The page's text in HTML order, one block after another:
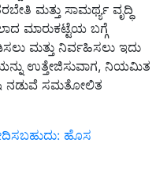
ಮತ್ತು ಸಾಮರ್ಥ್ಯ ವೃದ್ಧಿ
ಮಾರುಕಟ್ಟೆಯ ಬಗ್ಗೆ
ಮತ್ತು ನಿರ್ವಹಿಸಲು ಇದು
ಉತ್ತೇಜಿಸುವಾಗ, ನಿಯಮಿತ
ನಡುವೆ ಸಮತೋಲಿತ
ಹೊಸ